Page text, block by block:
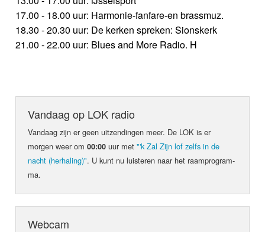
17.00 - 18.00 uur: Harmonie-fanfare-en brassmuz.
18.30 - 20.30 uur: De kerken spreken: Sionskerk
21.00 - 22.00 uur: Blues and More Radio. H
Vandaag op LOK radio
Vandaag zijn er geen uit­zen­din­gen meer. De LOK is er
morgen weer om00:00 uur met"'k Zal Zijn lof zelfs in de
nacht (herhaling)". U kunt nu luis­teren naar het raam­pro­gram­
ma.
Webcam